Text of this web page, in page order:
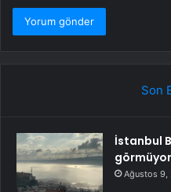
Son
İstanbul
görmüyor
Ağustos 9,